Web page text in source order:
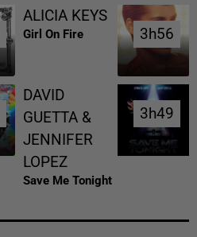
ALICIA KEYS
Girl On Fire 3h56
3h56
DAVID
GUETTA &
JENNIFER
LOPEZ
Save Me Tonight
3h49
3h49